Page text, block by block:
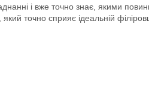
і вже точно знає, якими
точно сприяє ідеальній